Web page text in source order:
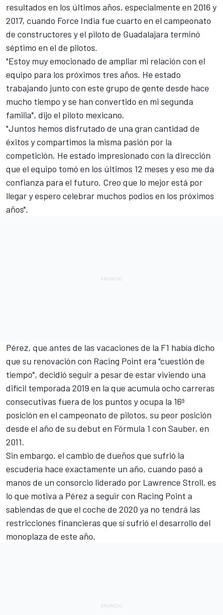
resultados en los últimos años, especialmente en 2016 y
2017, cuando Force India fue cuarto en el campeonato
de constructores y el piloto de Guadalajara terminó
séptimo en el de pilotos.
"Estoy muy emocionado de ampliar mi relación con el
equipo para los próximos tres años. He estado
trabajando junto con este grupo de gente desde hace
mucho tiempo y se han convertido en mi segunda
familia", dijo el piloto mexicano.
"Juntos hemos disfrutado de una gran cantidad de
éxitos y compartimos la misma pasión por la
competición. He estado impresionado con la dirección
que el equipo tomó en los últimos 12 meses y eso me da
confianza para el futuro. Creo que lo mejor está por
llegar y espero celebrar muchos podios en los próximos
años".
Pérez, que antes de las vacaciones de la F1 había dicho
que su renovación con Racing Point era "cuestión de
tiempo", decidió seguir a pesar de estar viviendo una
difícil temporada 2019 en la que acumula ocho carreras
consecutivas fuera de los puntos y ocupa la 16ª
posición en el campeonato de pilotos, su peor posición
desde el año de su debut en Fórmula 1 con Sauber, en
2011.
Sin embargo, el cambio de dueños que sufrió la
escudería hace exactamente un año, cuando pasó a
manos de un consorcio liderado por Lawrence Stroll, es
lo que motiva a Pérez a seguir con Racing Point a
sabiendas de que el coche de 2020 ya no tendrá las
restricciones financieras que sí sufrió el desarrollo del
monoplaza de este año.